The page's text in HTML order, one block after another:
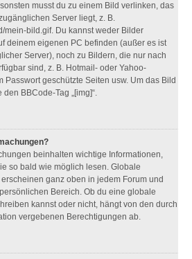
musst du zu einem Bild verlinken, das
Server liegt, z. B.
mein-bild.gif. Du kannst weder Bilder
deinem eigenen PC befinden (außer es ist
Server), noch zu Bildern, die nur nach
sind, z. B. Hotmail- oder Yahoo-
Passwort geschützte Seiten usw. Um das Bild
BBCode-Tag „[img]“.
beinhalten wichtige Informationen,
so bald wie möglich lesen. Globale
ganz oben in jedem Forum und
Bereich. Ob du eine globale
kannst oder nicht, hängt von den durch
vergebenen Berechtigungen ab.